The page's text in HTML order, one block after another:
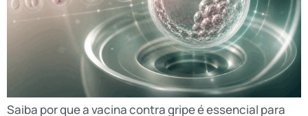
Saiba por que a vacina contra gripe é essencial para